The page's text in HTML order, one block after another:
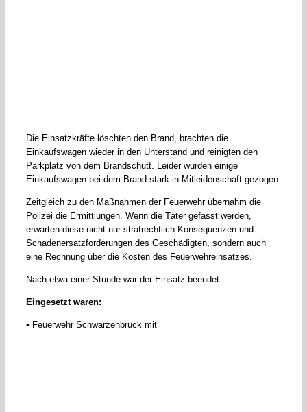
Die Einsatzkräfte löschten den Brand, brachten die
Einkaufswagen wieder in den Unterstand und reinigten den
Parkplatz von dem Brandschutt. Leider wurden einige
Einkaufswagen bei dem Brand stark in Mitleidenschaft gezogen.
Zeitgleich zu den Maßnahmen der Feuerwehr übernahm die
Polizei die Ermittlungen. Wenn die Täter gefasst werden,
erwarten diese nicht nur strafrechtlich Konsequenzen und
Schadenersatzforderungen des Geschädigten, sondern auch
eine Rechnung über die Kosten des Feuerwehreinsatzes.
Nach etwa einer Stunde war der Einsatz beendet.
Eingesetzt waren:
• Feuerwehr Schwarzenbruck mit